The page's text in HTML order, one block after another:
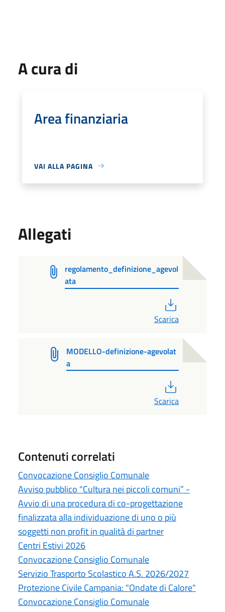
A cura di
Area finanziaria
VAI ALLA PAGINA
Allegati
regolamento_definizione_agevol
ata
Scarica
MODELLO-definizione-agevolat
a
Scarica
Contenuti correlati
Convocazione Consiglio Comunale
Avviso pubblico "Cultura nei piccoli comuni” -
Avvio di una procedura di co-progettazione
finalizzata alla individuazione di uno o più
soggetti non profit in qualità di partner
Centri Estivi 2026
Convocazione Consiglio Comunale
Servizio Trasporto Scolastico A.S. 2026/2027
Protezione Civile Campania: "Ondate di Calore"
Convocazione Consiglio Comunale